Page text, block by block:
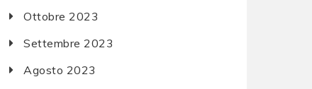
Ottobre 2023
Settembre 2023
Agosto 2023